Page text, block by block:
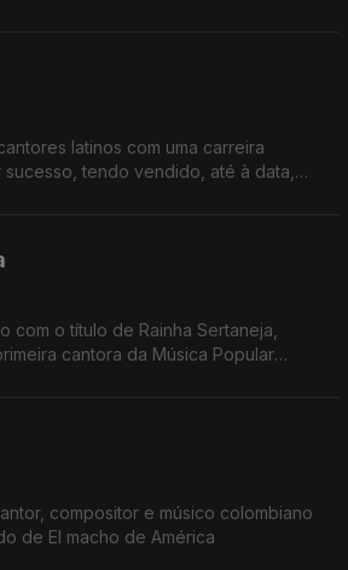
latinos com uma carreira
tendo vendido, até à data,
com o título de Rainha Sertaneja,
cantora da Música Popular
compositor e músico colombiano
de El macho de América